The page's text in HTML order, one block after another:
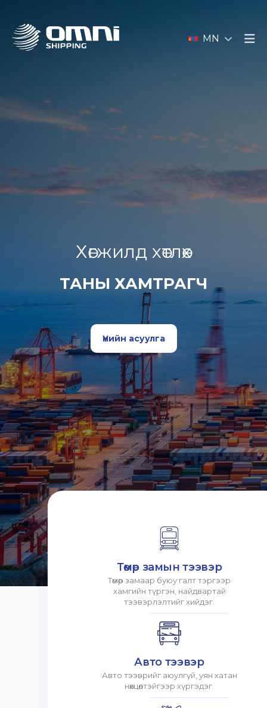
MN
Хөгжилд хөтлөх
ТАНЫ ХАМТРАГЧ
Үнийн асуулга
Төмөр замын тээвэр
Төмөр замаар буюу галт тэргээр
хамгийн түргэн, найдвартай
тээвэрлэлтийг хийдэг.
Авто тээвэр
Авто тээврийг аюулгүй, уян хатан
нөхцөлтэйгээр хүргэдэг.